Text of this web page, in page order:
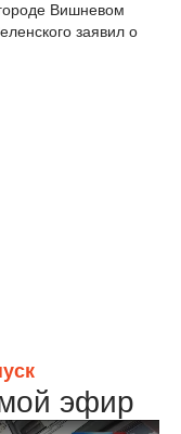
Вишневом
заявил о
эфир